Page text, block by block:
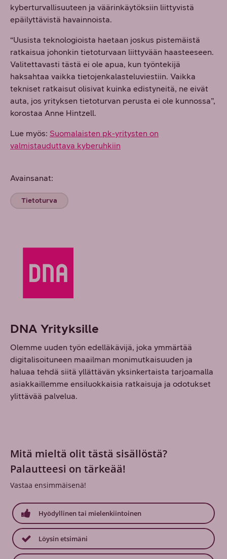
kyberturvallisuuteen ja väärinkäytöksiin liittyvistä
epäilyttävistä havainnoista.
“Uusista teknologioista haetaan joskus pistemäistä
ratkaisua johonkin tietoturvaan liittyvään haasteeseen.
Valitettavasti tästä ei ole apua, kun työntekijä
haksahtaa vaikka tietojenkalasteluviestiin. Vaikka
tekniset ratkaisut olisivat kuinka edistyneitä, ne eivät
auta, jos yrityksen tietoturvan perusta ei ole kunnossa”,
korostaa Anne Hintzell.
Lue myös: Suomalaisten pk-yritysten on
valmistauduttava kyberuhkiin
Avainsanat:
Tietoturva
DNA Yrityksille
Olemme uuden työn edelläkävijä, joka ymmärtää
digitalisoituneen maailman monimutkaisuuden ja
haluaa tehdä siitä yllättävän yksinkertaista tarjoamalla
asiakkaillemme ensiluokkaisia ratkaisuja ja odotukset
ylittävää palvelua.
Mitä mieltä olit tästä sisällöstä?
Palautteesi on tärkeää!
Vastaa ensimmäisenä!
Hyödyllinen tai mielenkiintoinen
Löysin etsimäni